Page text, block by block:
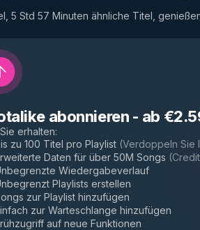
Morris, Elle King, Ashley McBryde,
5 Std 57 Minuten ähnliche Titel,
abonnieren - ab
erhalten:
zu 100 Titel pro Playlist (Verdoppeln Sie
Daten für über 50M Songs (
Wiedergabeverlauf
Playlists erstellen
zur Playlist hinzufügen
zur Warteschlange hinzufügen
auf neue Funktionen